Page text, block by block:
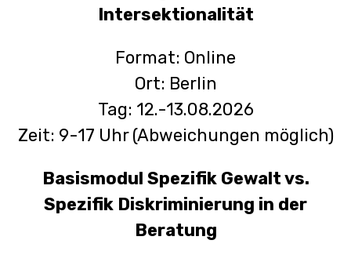
Intersektionalität
Format: Online
Ort: Berlin
Tag: 12.-13.08.2026
Zeit: 9-17 Uhr(Abweichungen möglich)
Basismodul Spezifik Gewalt vs.
Spezifik Diskriminierung in der
Beratung